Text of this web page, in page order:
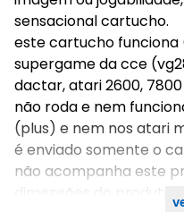
sensacional cartucho.
este cartucho
supergame da cce
dactar, atari 2600, 7800
não roda e nem
(plus) e nem nos atari
é enviado somente o
não acompanha este
dimensões do produto: